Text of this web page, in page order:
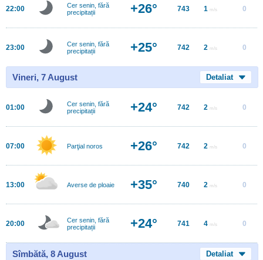
22:00
Cer senin, fără
precipitații
+26° 743 1 m/s 0
23:00
Cer senin, fără
precipitații
+25° 742 2 m/s 0
Vineri, 7 August Detaliat
01:00
Cer senin, fără
precipitații
+24° 742 2 m/s 0
07:00 Parţial noros +26° 742 2 m/s 0
13:00 Averse de ploaie +35° 740 2 m/s 0
20:00
Cer senin, fără
precipitații
+24° 741 4 m/s 0
Sîmbătă, 8 August Detaliat